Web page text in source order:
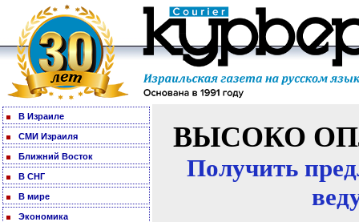
В Израиле
СМИ Израиля
Ближний Восток
В СНГ
В мире
Экономика
ВЫСОКО
Получить